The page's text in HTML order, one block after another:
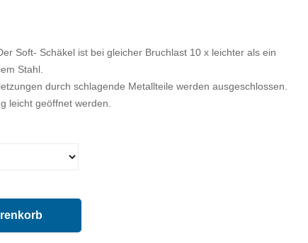
Soft- Schäkel ist bei gleicher Bruchlast 10 x leichter als ein
Stahl.
durch schlagende Metallteile werden ausgeschlossen.
leicht geöffnet werden.